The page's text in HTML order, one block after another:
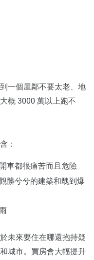
一個屋鄰不要太老、地
概 3000 萬以上跑不
：
車都很痛苦而且危險
髒兮兮的建築和醜到爆
未來要住在哪還抱持疑
城市。買房會大幅提升